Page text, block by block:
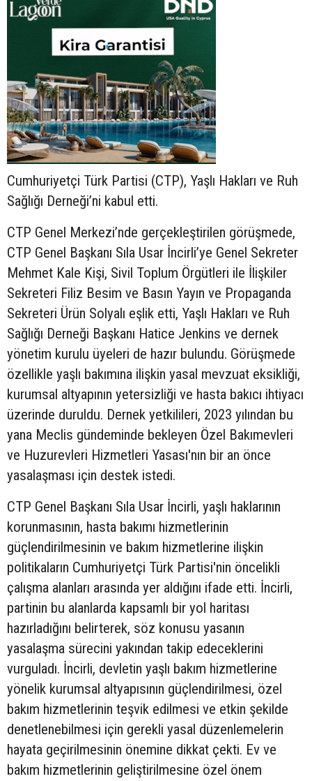
Cumhuriyetçi Türk Partisi (CTP), Yaşlı Hakları ve Ruh
Sağlığı Derneği’ni kabul etti.
CTP Genel Merkezi’nde gerçekleştirilen görüşmede,
CTP Genel Başkanı Sıla Usar İncirli’ye Genel Sekreter
Mehmet Kale Kişi, Sivil Toplum Örgütleri ile İlişkiler
Sekreteri Filiz Besim ve Basın Yayın ve Propaganda
Sekreteri Ürün Solyalı eşlik etti, Yaşlı Hakları ve Ruh
Sağlığı Derneği Başkanı Hatice Jenkins ve dernek
yönetim kurulu üyeleri de hazır bulundu. Görüşmede
özellikle yaşlı bakımına ilişkin yasal mevzuat eksikliği,
kurumsal altyapının yetersizliği ve hasta bakıcı ihtiyacı
üzerinde duruldu. Dernek yetkilileri, 2023 yılından bu
yana Meclis gündeminde bekleyen Özel Bakımevleri
ve Huzurevleri Hizmetleri Yasası'nın bir an önce
yasalaşması için destek istedi.
CTP Genel Başkanı Sıla Usar İncirli, yaşlı haklarının
korunmasının, hasta bakımı hizmetlerinin
güçlendirilmesinin ve bakım hizmetlerine ilişkin
politikaların Cumhuriyetçi Türk Partisi'nin öncelikli
çalışma alanları arasında yer aldığını ifade etti. İncirli,
partinin bu alanlarda kapsamlı bir yol haritası
hazırladığını belirterek, söz konusu yasanın
yasalaşma sürecini yakından takip edeceklerini
vurguladı. İncirli, devletin yaşlı bakım hizmetlerine
yönelik kurumsal altyapısının güçlendirilmesi, özel
bakım hizmetlerinin teşvik edilmesi ve etkin şekilde
denetlenebilmesi için gerekli yasal düzenlemelerin
hayata geçirilmesinin önemine dikkat çekti. Ev ve
bakım hizmetlerinin geliştirilmesine özel önem